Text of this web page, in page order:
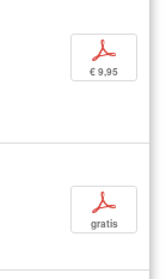
p
€ 9,95
p
gratis